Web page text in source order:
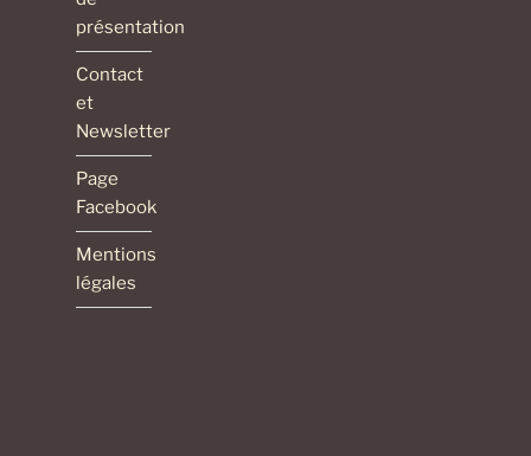
présentation
Contact
et
Newsletter
Page
Facebook
Mentions
légales